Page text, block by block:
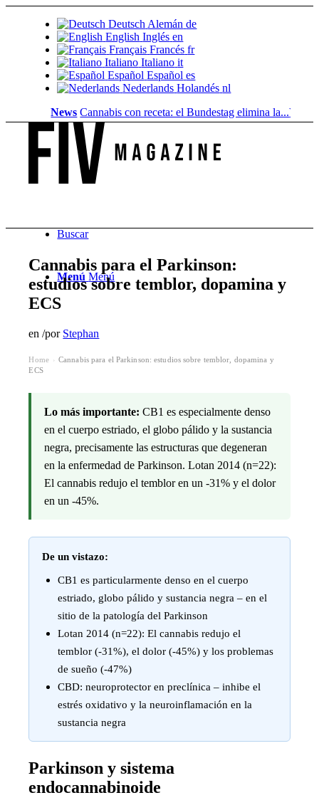
Deutsch Alemán de
English Inglés en
Français Francés fr
Italiano Italiano it
Español Español es
Nederlands Holandés nl
News Cannabis con receta: el Bundestag elimina la... Valor del
Buscar
Menú Menú
Cannabis para el Parkinson:
estudios sobre temblor, dopamina y
ECS
en/por Stephan
Home
Cannabis para el Parkinson: estudios sobre temblor, dopamina y
ECS
Lo más importante: CB1 es especialmente denso
en el cuerpo estriado, el globo pálido y la sustancia
negra, precisamente las estructuras que degeneran
en la enfermedad de Parkinson. Lotan 2014 (n=22):
El cannabis redujo el temblor en un -31% y el dolor
en un -45%.
De un vistazo:
CB1 es particularmente denso en el cuerpo
estriado, globo pálido y sustancia negra – en el
sitio de la patología del Parkinson
Lotan 2014 (n=22): El cannabis redujo el
temblor (-31%), el dolor (-45%) y los problemas
de sueño (-47%)
CBD: neuroprotector en preclínica – inhibe el
estrés oxidativo y la neuroinflamación en la
sustancia negra
Parkinson y sistema
endocannabinoide